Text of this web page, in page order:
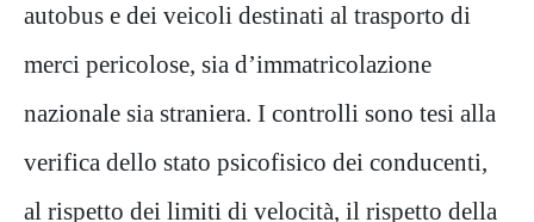
autobus e dei veicoli destinati al trasporto di
merci pericolose, sia d’immatricolazione
nazionale sia straniera. I controlli sono tesi alla
verifica dello stato psicofisico dei conducenti,
al rispetto dei limiti di velocità, il rispetto della